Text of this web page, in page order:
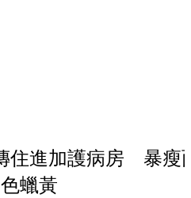
住進加護病房 暴瘦
色蠟黃